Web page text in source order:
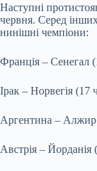
Наступні
червня. Серед
нинішні чемпіони:
Франція – Сенегал
Ірак – Норвегія (17
Аргентина – Алжир
Австрія – Йорданія